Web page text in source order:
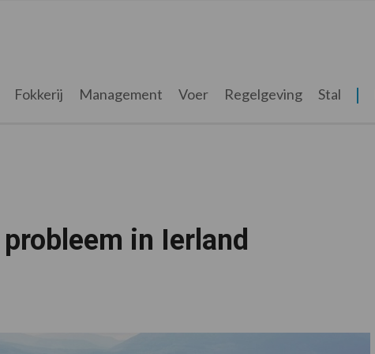
Fokkerij Management Voer Regelgeving Stal
in Ierland